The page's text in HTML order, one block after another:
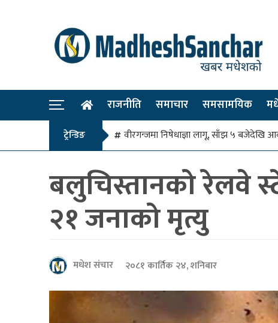
राजनीति समाचार समसामयिक
ट्रेन्डिङ वीरगन्जमा निषेधाज्ञा लागू, साँझ ५ बजेदेखि
बलुचिस्तानको रेलवे
२१ जनाको मृत्यु
मधेश संचार २०८१ कार्तिक २४, शनिबार